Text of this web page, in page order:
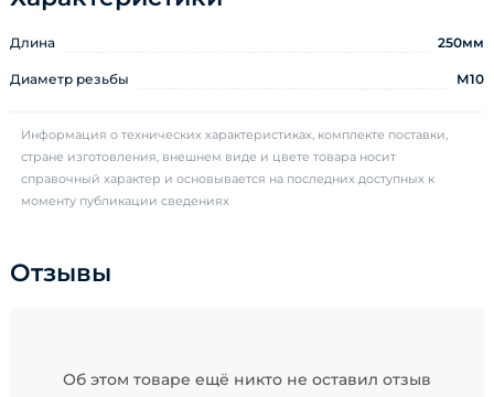
Длина 250мм
Диаметр резьбы М10
Информация о технических характеристиках, комплекте поставки,
стране изготовления, внешнем виде и цвете товара носит
справочный характер и основывается на последних доступных к
моменту публикации сведениях
Отзывы
Об этом товаре ещё никто не оставил отзыв